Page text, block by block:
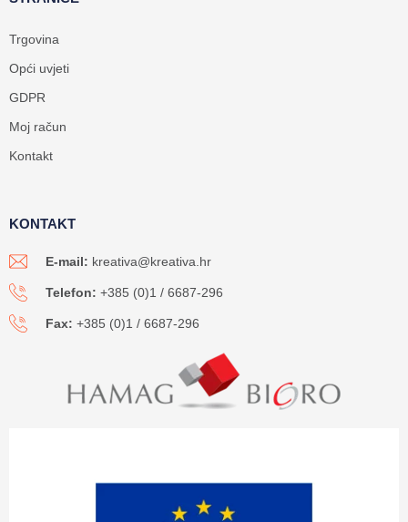
Trgovina
Opći uvjeti
GDPR
Moj račun
Kontakt
KONTAKT
E-mail: kreativa@kreativa.hr
Telefon: +385 (0)1 / 6687-296
Fax: +385 (0)1 / 6687-296